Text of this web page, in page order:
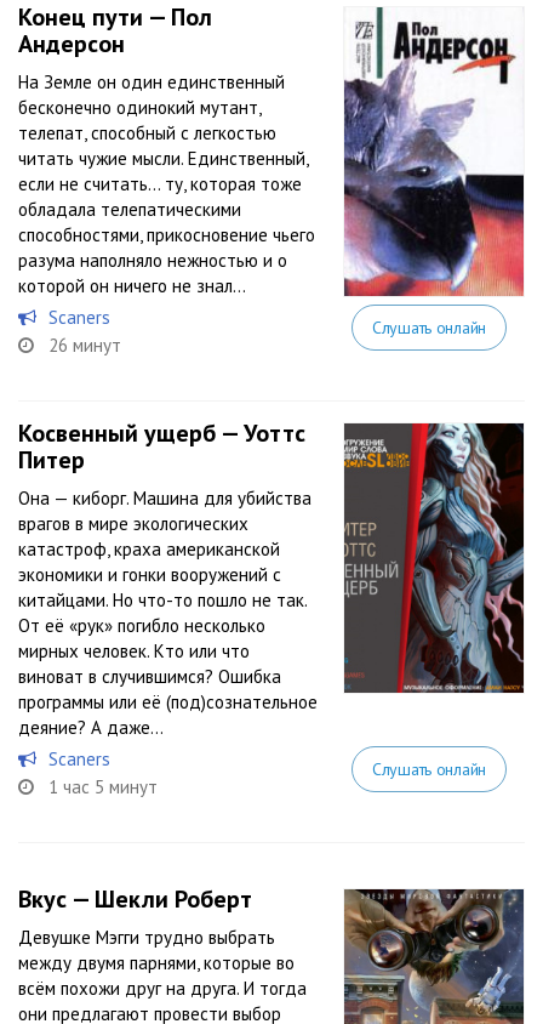
Конец пути — Пол
Андерсон
На Земле он один единственный
бесконечно одинокий мутант,
телепат, способный с легкостью
читать чужие мысли. Единственный,
если не считать… ту, которая тоже
обладала телепатическими
способностями, прикосновение чьего
разума наполняло нежностью и о
которой он ничего не знал…
Scaners
26 минут
Слушать онлайн
Косвенный ущерб — Уоттс
Питер
Она — киборг. Машина для убийства
врагов в мире экологических
катастроф, краха американской
экономики и гонки вооружений с
китайцами. Но что-то пошло не так.
От её «рук» погибло несколько
мирных человек. Кто или что
виноват в случившимся? Ошибка
программы или её (под)сознательное
деяние? А даже...
Scaners
1 час 5 минут
Слушать онлайн
Вкус — Шекли Роберт
Девушке Мэгги трудно выбрать
между двумя парнями, которые во
всём похожи друг на друга. И тогда
они предлагают провести выбор